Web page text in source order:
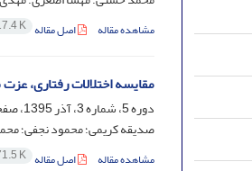
مشاهده مقاله اصل مقاله K
مقایسه اختلالات رفتاری،
دوره 5، شماره 3، آذر 1395، صفحه
صدیقه کریمی؛ محمود نجفی؛
مشاهده مقاله اصل مقاله K